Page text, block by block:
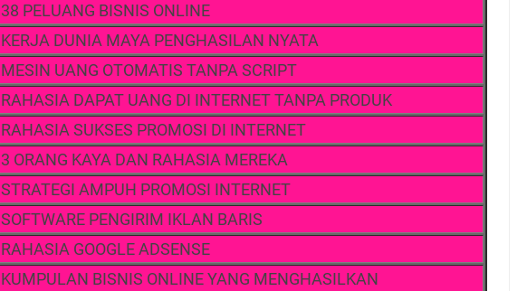
38 PELUANG BISNIS ONLINE
KERJA DUNIA MAYA PENGHASILAN NYATA
MESIN UANG OTOMATIS TANPA SCRIPT
RAHASIA DAPAT UANG DI INTERNET TANPA PRODUK
RAHASIA SUKSES PROMOSI DI INTERNET
3 ORANG KAYA DAN RAHASIA MEREKA
STRATEGI AMPUH PROMOSI INTERNET
SOFTWARE PENGIRIM IKLAN BARIS
RAHASIA GOOGLE ADSENSE
KUMPULAN BISNIS ONLINE YANG MENGHASILKAN